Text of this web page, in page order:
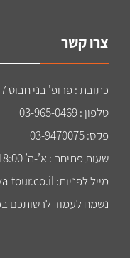
צרו קשר
כתובת : פרופ' בני חבוט 7, ראשון לציון
טלפון : 03-965-0469
פקס: 03-9470075
שעות פתיחה : א’-ה’ 09:00-18:00
מייל לפניות: info@maya-tour.co.il
נשמח לעמוד לרשותכם